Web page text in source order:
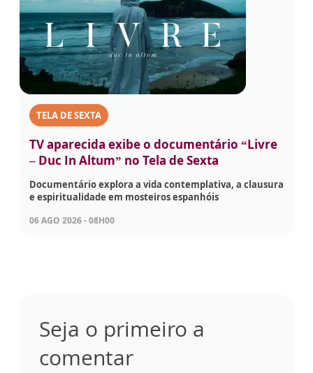
TELA DE SEXTA
TV aparecida exibe o documentário “Livre
– Duc In Altum” no Tela de Sexta
Documentário explora a vida contemplativa, a clausura
e espiritualidade em mosteiros espanhóis
06 AGO 2026 - 08H00
Seja o primeiro a
comentar